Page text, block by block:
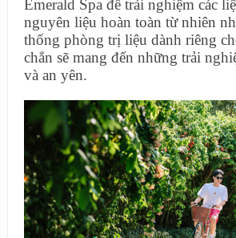
Emerald Spa để trải nghiệm các
nguyên liệu hoàn toàn từ nhiên
thống phòng trị liệu dành riêng
chắn sẽ mang đến những trải
và an yên.